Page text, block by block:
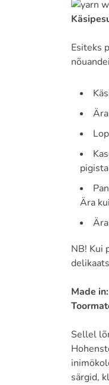
Esiteks
Ära
NB! Kui
Made in:
Sellel
särgid,